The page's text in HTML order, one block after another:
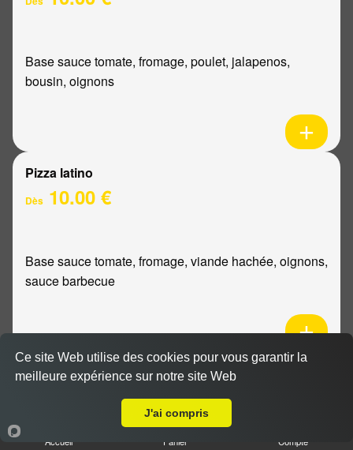
Base sauce tomate, fromage, poulet, jalapenos,
bousin, oignons
Pizza latino
Dès 10.00 €
Base sauce tomate, fromage, viande hachée, oignons,
sauce barbecue
Pizza mexicaine
Accueil Panier Compte
Ce site Web utilise des cookies pour vous garantir la
meilleure expérience sur notre site Web
J'ai compris